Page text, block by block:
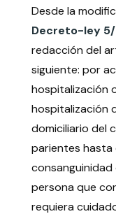
Desde la
Decreto-ley
redacción del
siguiente: por
hospitalización
hospitalización
domiciliario del
parientes hasta
persona que
requiera